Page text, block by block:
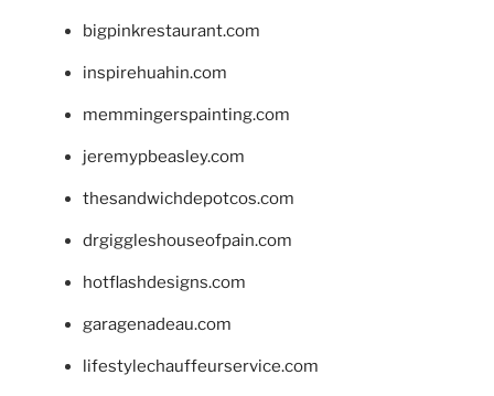
bigpinkrestaurant.com
inspirehuahin.com
memmingerspainting.com
jeremypbeasley.com
thesandwichdepotcos.com
drgiggleshouseofpain.com
hotflashdesigns.com
garagenadeau.com
lifestylechauffeurservice.com